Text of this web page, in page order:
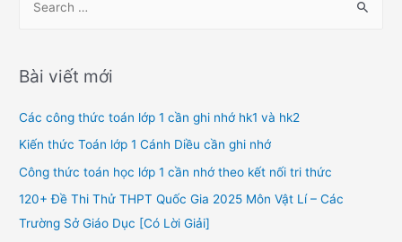
r
h
f
o
Bài viết mới
Các công thức toán lớp 1 cần ghi nhớ hk1 và hk2
Kiến thức Toán lớp 1 Cánh Diều cần ghi nhớ
Công thức toán học lớp 1 cần nhớ theo kết nối tri thức
120+ Đề Thi Thử THPT Quốc Gia 2025 Môn Vật Lí – Các
Trường Sở Giáo Dục [Có Lời Giải]